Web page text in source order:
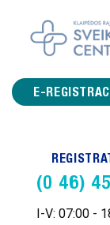
E-
STRUKTŪRA
IR
KONTAKTINĖ
INFORMACIJA
SRITYS
PRANEŠĖJŲ
APSAUGA
(0 46)
I-V: 07:00 -